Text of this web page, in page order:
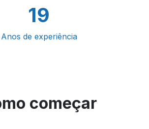
19
Anos de experiência
começar